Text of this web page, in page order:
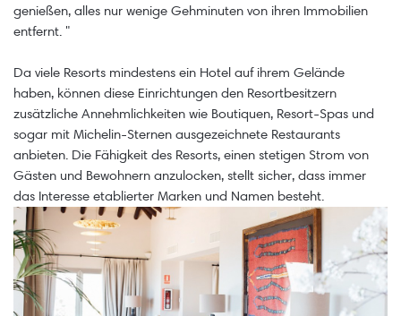
genießen, alles nur wenige Gehminuten von ihren Immobilien
entfernt. "
Da viele Resorts mindestens ein Hotel auf ihrem Gelände
haben, können diese Einrichtungen den Resortbesitzern
zusätzliche Annehmlichkeiten wie Boutiquen, Resort-Spas und
sogar mit Michelin-Sternen ausgezeichnete Restaurants
anbieten. Die Fähigkeit des Resorts, einen stetigen Strom von
Gästen und Bewohnern anzulocken, stellt sicher, dass immer
das Interesse etablierter Marken und Namen besteht.